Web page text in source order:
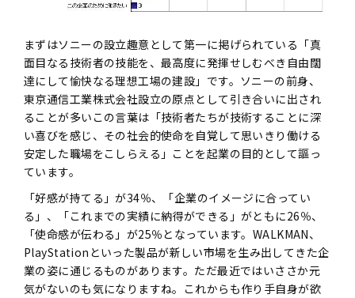
まずはソニーの設立趣意として第一に掲げられている「真
面目なる技術者の技能を、最高度に発揮せしむべき自由闊
達にして愉快なる理想工場の建設」です。ソニーの前身、
東京通信工業株式会社設立の原点として引き合いに出され
ることが多いこの言葉は「技術者たちが技術することに深
い喜びを感じ、その社会的使命を自覚して思いきり働ける
安定した職場をこしらえる」ことを起業の目的として謳っ
ています。
「好感が持てる」が34％、「企業のイメージに合ってい
る」、「これまでの実績に納得ができる」がともに26％、
「使命感が伝わる」が25％となっています。WALKMAN、
PlayStationといった製品が新しい市場を生み出してきた企
業の姿に通じるものがあります。ただ最近ではいささか元
気がないのも気になりますね。これからも作り手自身が欲